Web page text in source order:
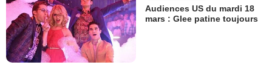
Audiences US du mardi 18
mars : Glee patine toujours